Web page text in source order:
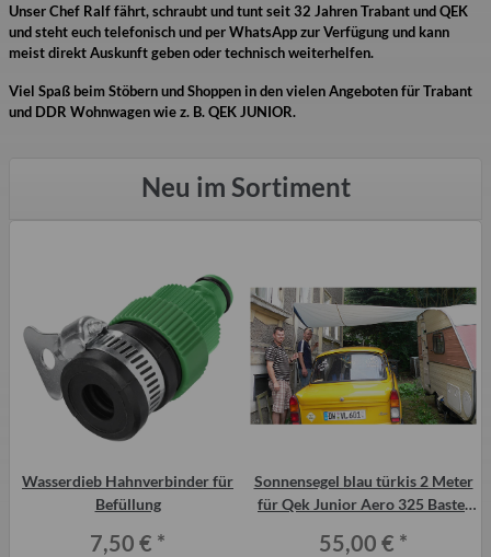
Unser Chef Ralf fährt, schraubt und tunt seit 32 Jahren Trabant und QEK
und steht euch telefonisch und per WhatsApp zur Verfügung und kann
meist direkt Auskunft geben oder technisch weiterhelfen.
Viel Spaß beim Stöbern und Shoppen in den vielen Angeboten für Trabant
und DDR Wohnwagen wie z. B. QEK JUNIOR.
Neu im Sortiment
Wasserdieb Hahnverbinder für
Befüllung
7,50 € *
Sonnensegel blau türkis 2 Meter
für Qek Junior Aero 325 Bastei
55,00 € *